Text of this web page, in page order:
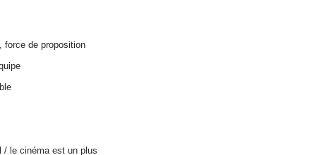
force de proposition
/ le cinéma est un plus